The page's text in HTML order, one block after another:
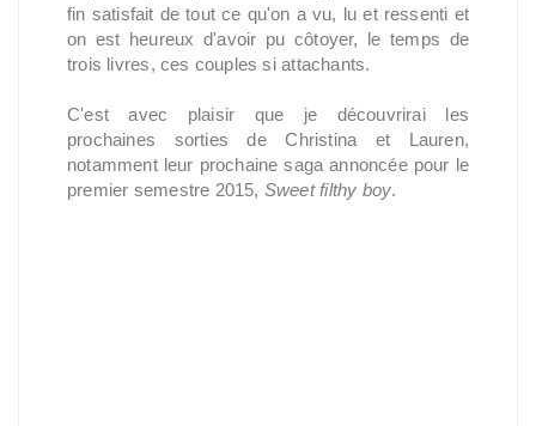
fin satisfait de tout ce qu'on a vu, lu et ressenti et
on est heureux d'avoir pu côtoyer, le temps de
trois livres, ces couples si attachants.
C'est avec plaisir que je découvrirai les
prochaines sorties de Christina et Lauren,
notamment leur prochaine saga annoncée pour le
premier semestre 2015, Sweet filthy boy.